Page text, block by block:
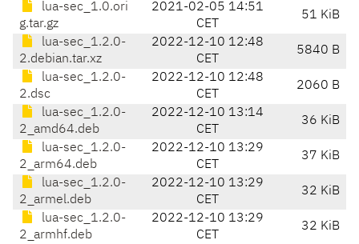
lua-sec_1.0.ori
g.tar.gz
2021-02-05 14:51
CET
51 KiB
lua-sec_1.2.0-
2.debian.tar.xz
2022-12-10 12:48
CET
5840 B
lua-sec_1.2.0-
2.dsc
2022-12-10 12:48
CET
2060 B
lua-sec_1.2.0-
2_amd64.deb
2022-12-10 13:14
CET
36 KiB
lua-sec_1.2.0-
2_arm64.deb
2022-12-10 13:29
CET
37 KiB
lua-sec_1.2.0-
2_armel.deb
2022-12-10 13:29
CET
32 KiB
lua-sec_1.2.0-
2_armhf.deb
2022-12-10 13:29
CET
32 KiB